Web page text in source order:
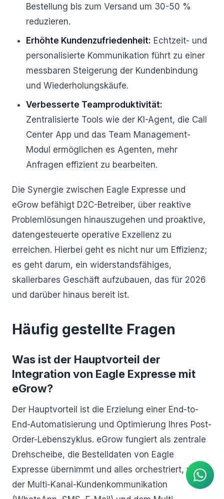
Bestellung bis zum Versand um 30-50 %
reduzieren.
Erhöhte Kundenzufriedenheit: Echtzeit- und
personalisierte Kommunikation führt zu einer
messbaren Steigerung der Kundenbindung
und Wiederholungskäufe.
Verbesserte Teamproduktivität:
Zentralisierte Tools wie der KI-Agent, die Call
Center App und das Team Management-
Modul ermöglichen es Agenten, mehr
Anfragen effizient zu bearbeiten.
Die Synergie zwischen Eagle Expresse und
eGrow befähigt D2C-Betreiber, über reaktive
Problemlösungen hinauszugehen und proaktive,
datengesteuerte operative Exzellenz zu
erreichen. Hierbei geht es nicht nur um Effizienz;
es geht darum, ein widerstandsfähiges,
skalierbares Geschäft aufzubauen, das für 2026
und darüber hinaus bereit ist.
Häufig gestellte Fragen
Was ist der Hauptvorteil der
Integration von Eagle Expresse mit
eGrow?
Der Hauptvorteil ist die Erzielung einer End-to-
End-Automatisierung und Optimierung Ihres Post-
Order-Lebenszyklus. eGrow fungiert als zentrale
Drehscheibe, die Bestelldaten von Eagle
Expresse übernimmt und alles orchestriert, von
der Multi-Kanal-Kundenkommunikation
Sofortige Antworten auf
WhatsApp